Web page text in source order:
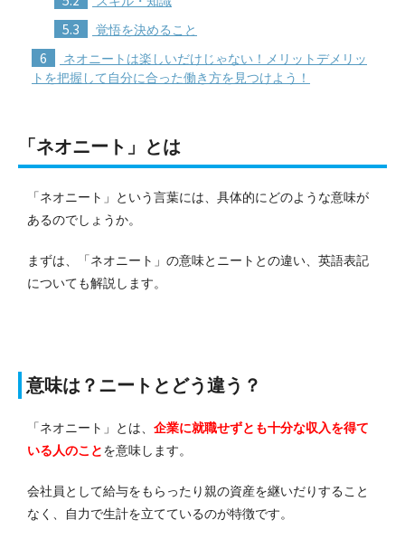
5.3 覚悟を決めること
6
ネオニートは楽しいだけじゃない！メリットデメリッ
トを把握して自分に合った働き方を見つけよう！
「ネオニート」とは
「ネオニート」という言葉には、具体的にどのような意味が
あるのでしょうか。
まずは、「ネオニート」の意味とニートとの違い、英語表記
についても解説します。
意味は？ニートとどう違う？
「ネオニート」とは、 企業に就職せずとも十分な収入を得て
いる人のことを意味します。
会社員として給与をもらったり親の資産を継いだりすること
なく、自力で生計を立てているのが特徴です。